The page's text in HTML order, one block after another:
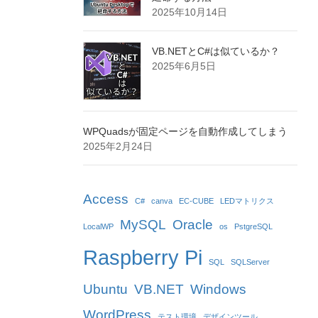
2025年10月14日
VB.NETとC#は似ているか？
2025年6月5日
WPQuadsが固定ページを自動作成してしまう
2025年2月24日
Access C# canva EC-CUBE LEDマトリクス
LocalWP MySQL Oracle os PstgreSQL
Raspberry Pi SQL SQLServer
Ubuntu VB.NET Windows
WordPress
テスト環境 デザインツール